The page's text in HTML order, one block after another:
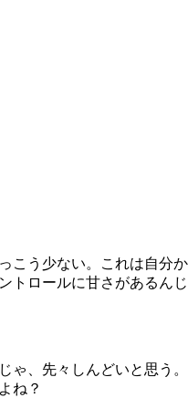
こう少ない。これは自分か
トロールに甘さがあるんじ
ゃ、先々しんどいと思う。
ね？